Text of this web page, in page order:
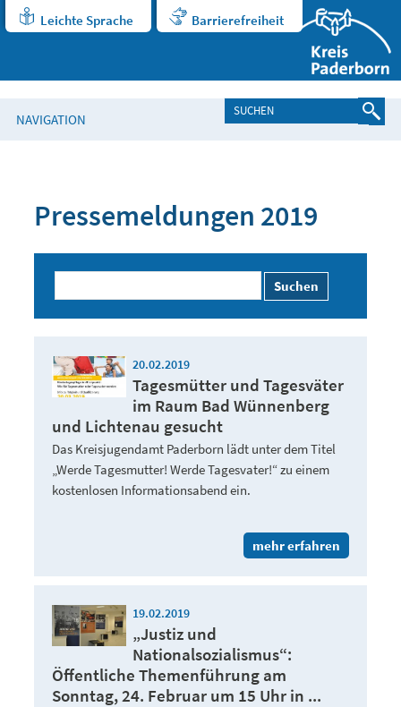
Leichte Sprache Barrierefreiheit
NAVIGATION
Pressemeldungen 2019
Suchen
20.02.2019
Tagesmütter und Tagesväter
im Raum Bad Wünnenberg
und Lichtenau gesucht
Das Kreisjugendamt Paderborn lädt unter dem Titel
„Werde Tagesmutter! Werde Tagesvater!“ zu einem
kostenlosen Informationsabend ein.
mehr erfahren
19.02.2019
„Justiz und
Nationalsozialismus“:
Öffentliche Themenführung am
Sonntag, 24. Februar um 15 Uhr in ...